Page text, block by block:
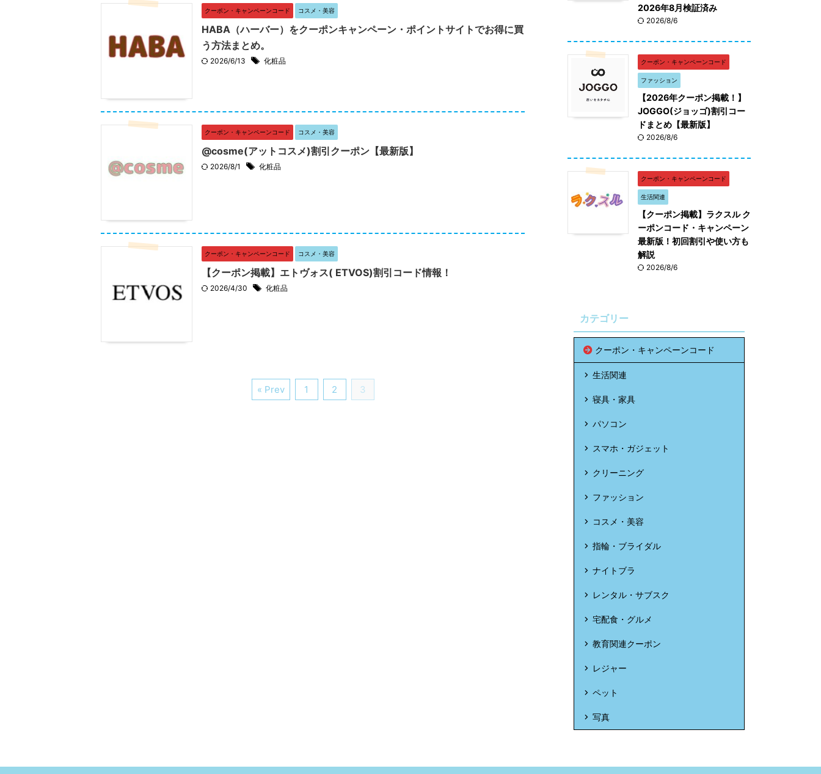
クーポン・キャンペーンコード コスメ・美容
HABA（ハーバー）をクーポンキャンペーン・ポイントサイトでお得に買
う方法まとめ。
2026/6/13 化粧品
クーポン・キャンペーンコード コスメ・美容
@cosme(アットコスメ)割引クーポン【最新版】
2026/8/1 化粧品
クーポン・キャンペーンコード コスメ・美容
【クーポン掲載】エトヴォス( ETVOS)割引コード情報！
2026/4/30 化粧品
« Prev 1 2 3
2026年8月検証済み
2026/8/6
クーポン・キャンペーンコード
ファッション
【2026年クーポン掲載！】
JOGGO(ジョッゴ)割引コー
ドまとめ【最新版】
2026/8/6
クーポン・キャンペーンコード
生活関連
【クーポン掲載】ラクスル ク
ーポンコード・キャンペーン
最新版！初回割引や使い方も
解説
2026/8/6
カテゴリー
クーポン・キャンペーンコード
生活関連
寝具・家具
パソコン
スマホ・ガジェット
クリーニング
ファッション
コスメ・美容
指輪・ブライダル
ナイトブラ
レンタル・サブスク
宅配食・グルメ
教育関連クーポン
レジャー
ペット
写真